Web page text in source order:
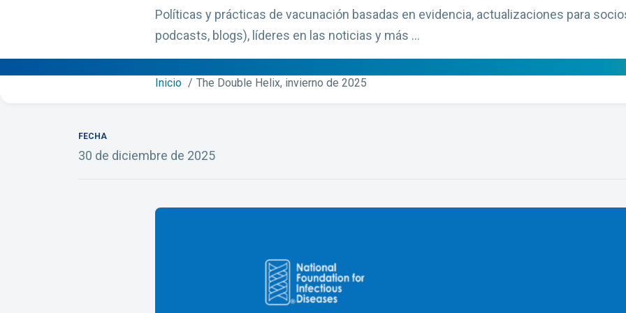
Políticas y prácticas de vacunación basadas en evidencia, actualizaciones para
podcasts, blogs), líderes en las noticias y más ...
Inicio The Double Helix, invierno de 2025
FECHA
30 de diciembre de 2025